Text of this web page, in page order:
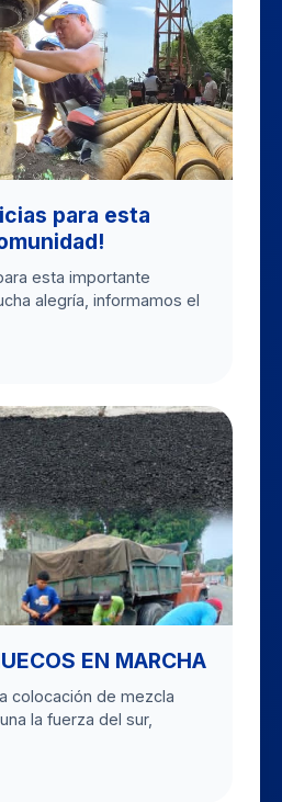
para esta
esta importante
alegría, informamos el
EN MARCHA
colocación de mezcla
la fuerza del sur,